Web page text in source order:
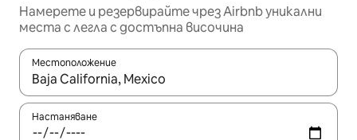
Намерете и резервирайте чрез Airbnb уникални
места с легла с достъпна височина
Местоположение
Когато резултатите се покажат, използвайте
Настаняване